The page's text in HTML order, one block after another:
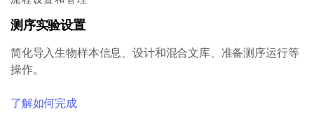
测序实验设置
简化导入生物样本信息、设计和混合文库、准备测序运行等
操作。
了解如何完成